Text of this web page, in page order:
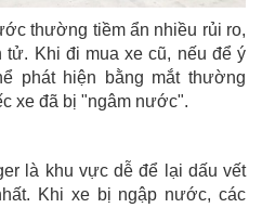
thường tiềm ẩn nhiều rủi ro,
Khi đi mua xe cũ, nếu để ý
phát hiện bằng mắt thường
xe đã bị "ngâm nước".
là khu vực dễ để lại dấu vết
Khi xe bị ngập nước, các